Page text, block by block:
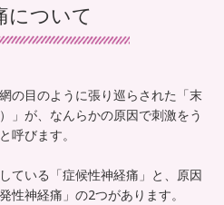
について
の目のように張り巡らされた「末
」が、なんらかの原因で刺激をう
呼びます。
ている「症候性神経痛」と、原因
性神経痛」の2つがあります。